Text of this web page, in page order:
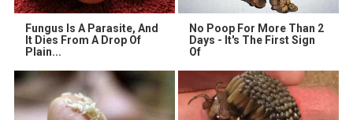
Fungus Is A Parasite, And
It Dies From A Drop Of
Plain...
No Poop For More Than 2
Days - It's The First Sign
Of